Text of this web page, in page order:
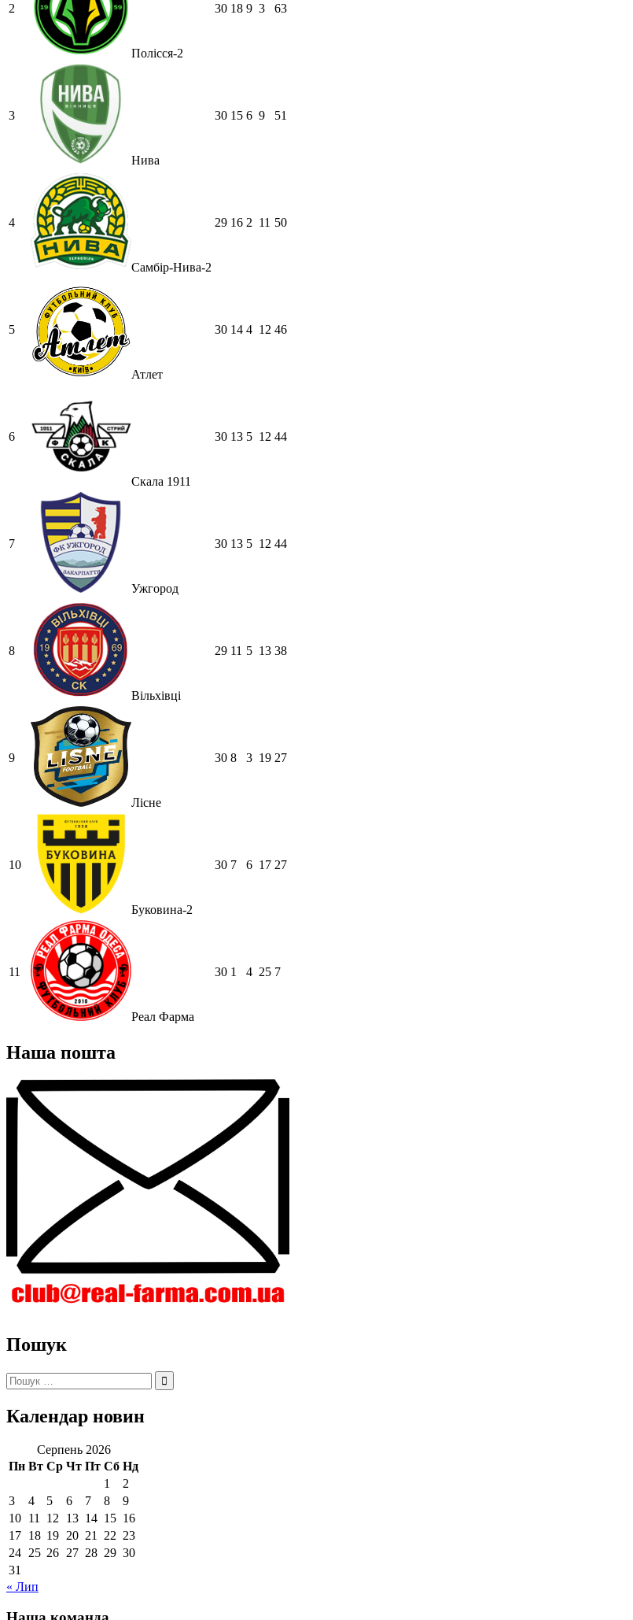
2
Полісся-2
30 18 9 3 63
3
Нива
30 15 6 9 51
4
Самбір-Нива-2
29 16 2 11 50
5
Атлет
30 14 4 12 46
6
Скала 1911
30 13 5 12 44
7
Ужгород
30 13 5 12 44
8
Вільхівці
29 11 5 13 38
9
Лісне
30 8 3 19 27
10
Буковина-2
30 7 6 17 27
11
Реал Фарма
30 1 4 25 7
Наша пошта
Пошук
Пошук:
Календар новин
Серпень 2026
Пн Вт Ср Чт Пт Сб Нд
1
2
3
4 5 6 7 8
9
10 11 12 13 14 15 16
17 18 19 20 21 22 23
24 25 26 27 28 29 30
31
« Лип